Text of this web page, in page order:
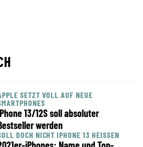
SETZT VOLL AUF NEUE
13/12S soll absoluter
werden
DOCH NICHT IPHONE 13 HEISSEN